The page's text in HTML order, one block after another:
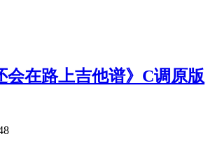
会在路上吉他谱》C调原版